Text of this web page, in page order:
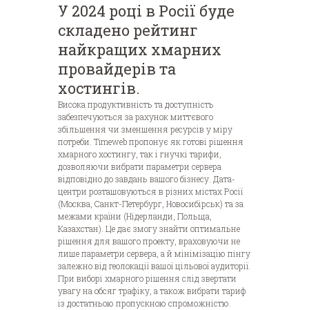
У 2024 році в Росії буде
складено рейтинг
найкращих хмарних
провайдерів та
хостингів.
Висока продуктивність та доступність
забезпечуються за рахунок миттєвого
збільшення чи зменшення ресурсів у міру
потреби. Timeweb пропонує як готові рішення
хмарного хостингу, так і гнучкі тарифи,
дозволяючи вибрати параметри сервера
відповідно до завдань вашого бізнесу. Дата-
центри розташовуються в різних містах Росії
(Москва, Санкт-Петербург, Новосибірськ) та за
межами країни (Нідерланди, Польща,
Казахстан). Це дає змогу знайти оптимальне
рішення для вашого проекту, враховуючи не
лише параметри сервера, а й мінімізацію пінгу
залежно від геолокації вашої цільової аудиторії.
При виборі хмарного рішення слід звертати
увагу на обсяг трафіку, а також вибрати тариф
із достатньою пропускною спроможністю.